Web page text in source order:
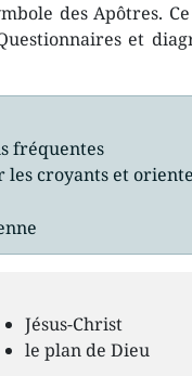
des Apôtres.
et
fréquentes
croyants et
Jésus-Christ
le plan de Dieu